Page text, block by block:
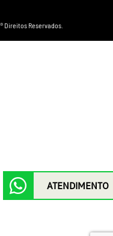
Direitos Reservados.
ATENDIMENTO